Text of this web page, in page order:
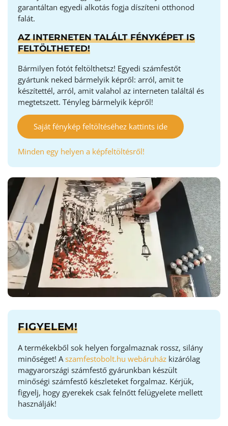
garantáltan egyedi alkotás fogja díszíteni otthonod
falát.
AZ INTERNETEN TALÁLT FÉNYKÉPET IS
FELTÖLTHETED!
Bármilyen fotót feltölthetsz! Egyedi számfestőt
gyártunk neked bármelyik képről: arról, amit te
készítettél, arról, amit valahol az interneten találtál és
megtetszett. Tényleg bármelyik képről!
Saját fénykép feltöltéséhez kattints ide
Minden egy helyen a képfeltöltésről!
FIGYELEM!
A termékekből sok helyen forgalmaznak rossz, silány
minőséget! A szamfestobolt.hu webáruház kizárólag
magyarországi számfestő gyárunkban készült
minőségi számfestő készleteket forgalmaz. Kérjük,
figyelj, hogy gyerekek csak felnőtt felügyelete mellett
használják!